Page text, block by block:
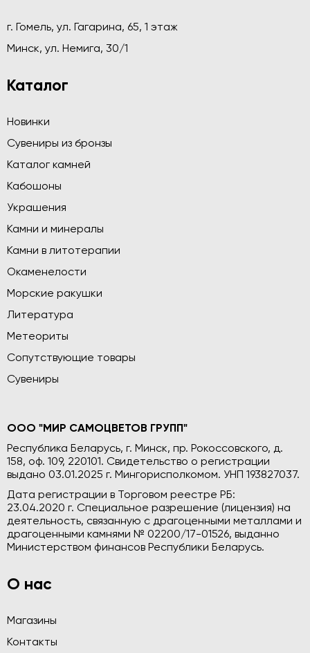
г. Гомель, ул. Гагарина, 65, 1 этаж
Минск, ул. Немига, 30/1
Каталог
Новинки
Сувениры из бронзы
Каталог камней
Кабошоны
Украшения
Камни и минералы
Камни в литотерапии
Окаменелости
Морские ракушки
Литература
Метеориты
Сопутствующие товары
Сувениры
ООО "МИР САМОЦВЕТОВ ГРУПП"
Республика Беларусь, г. Минск, пр. Рокоссовского, д.
158, оф. 109, 220101. Свидетельство о регистрации
выдано 03.01.2025 г. Мингорисполкомом. УНП 193827037.
Дата регистрации в Торговом реестре РБ:
23.04.2020 г. Специальное разрешение (лицензия) на
деятельность, связанную с драгоценными металлами и
драгоценными камнями № 02200/17-01526, выданно
Министерством финансов Республики Беларусь.
О нас
Магазины
Контакты